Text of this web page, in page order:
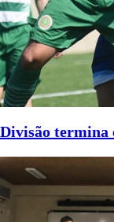
termina